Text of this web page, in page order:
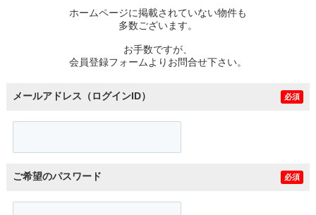
ホームページに掲載されていない物件も
多数ございます。
お手数ですが、
会員登録フォームよりお問合せ下さい。
メールアドレス（ログインID） 必須
ご希望のパスワード 必須